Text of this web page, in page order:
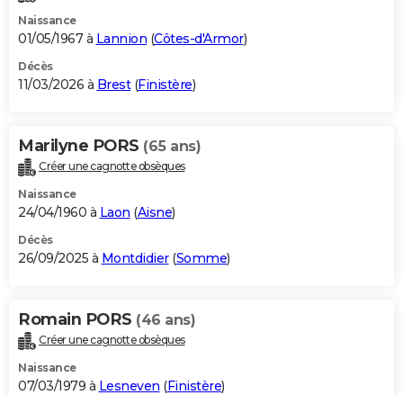
Dictionnaire
Biographies
Citations
Expressions
Proverbes
PROGRAMME TV
S'inscrire
Se connecter
Lycées
Collèges
Primaires
Universités
Entreprises
Service militaire
Avis de recherche
AVIS DE DÉCÈS
Bricolage
Lifestyle
Culture
Sport
Auto
Television
Voyage
Cinema
Naissance
01/05/1967 à Lannion (Côtes-d'Armor)
Décès
11/03/2026 à Brest(Finistère)
Marilyne PORS (65 ans)
Créer une cagnotte obsèques
Naissance
24/04/1960 à Laon (Aisne)
Décès
26/09/2025 à Montdidier(Somme)
Romain PORS (46 ans)
Créer une cagnotte obsèques
Naissance
07/03/1979 à Lesneven (Finistère)